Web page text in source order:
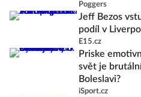
Poggers
Jeff Bezos
podíl v
E15.cz
Priske
svět je
Boleslavi?
iSport.cz